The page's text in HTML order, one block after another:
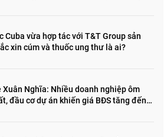
Cuba vừa hợp tác với T&T Group sản
xin cúm và thuốc ung thư là ai?
Xuân Nghĩa: Nhiều doanh nghiệp ôm
đầu cơ dự án khiến giá BĐS tăng đến